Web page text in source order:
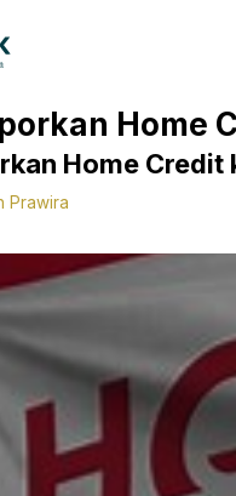
Home
Home
Prawira